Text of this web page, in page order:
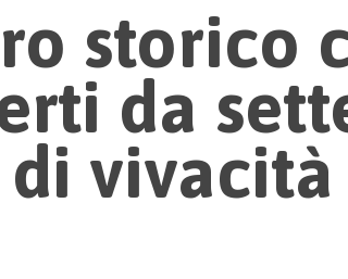
storico
da
vivacità